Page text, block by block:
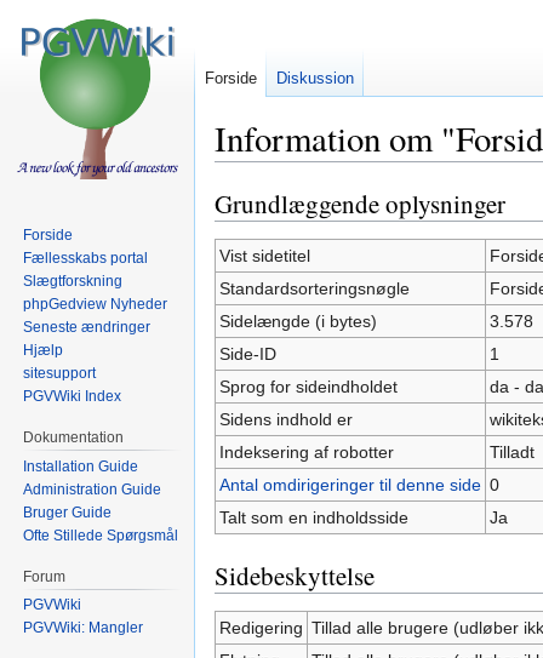
Information om
Spring
til
navigation
Spring
til
søgning
Grundlæggende oplysninger
Vist sidetitel
Standardsorteringsnøgle
Sidelængde (i bytes)
3.578
Side-ID
1
Sprog for sideindholdet
da -
Sidens indhold er
Indeksering af robotter
Tilladt
Antal omdirigeringer til denne side 0
Talt som en indholdsside
Ja
Sidebeskyttelse
Redigering Tillad alle brugere (udløber
Forside Diskussion
Forside
Fællesskabs portal
Slægtforskning
phpGedview Nyheder
Seneste ændringer
Hjælp
sitesupport
PGVWiki Index
Dokumentation
Installation Guide
Administration Guide
Bruger Guide
Ofte Stillede Spørgsmål
Forum
PGVWiki
PGVWiki: Mangler